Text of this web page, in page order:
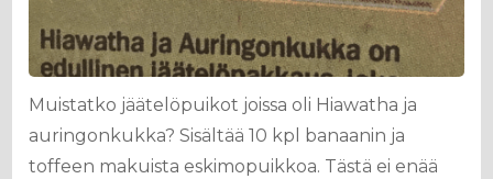
Muistatko jäätelöpuikot joissa oli Hiawatha ja
auringonkukka? Sisältää 10 kpl banaanin ja
toffeen makuista eskimopuikkoa. Tästä ei enää